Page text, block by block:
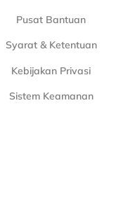
Pusat Bantuan
Syarat & Ketentuan
Kebijakan Privasi
Sistem Keamanan